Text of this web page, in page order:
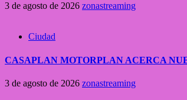
3 de agosto de 2026 zonastreaming
Ciudad
CASAPLAN MOTORPLAN ACERCA
3 de agosto de 2026 zonastreaming